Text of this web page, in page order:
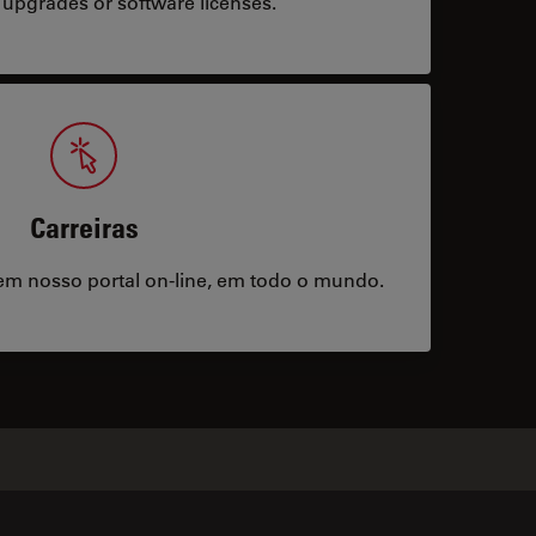
Carreiras
nosso portal on-line, em todo o mundo.